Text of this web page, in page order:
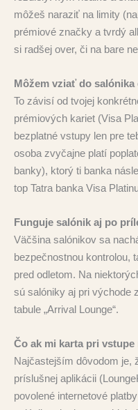
môžeš naraziť na limity
prémiové značky a tvrdý
si radšej over, či na bare
Môžem vziať do
To závisí od tvojej
prémiových kariet (Visa
bezplatné vstupy len pre
osoba zvyčajne platí
banky), ktorý ti banka
top Tatra banka Visa
Funguje salónik aj po
Väčšina salónikov sa
bezpečnostnou kontrolou,
pred odletom. Na
sú salóniky aj pri východe
tabule „Arrival Lounge“.
Čo ak mi karta pri vstupe
Najčastejším dôvodom je,
príslušnej aplikácii
povolené internetové